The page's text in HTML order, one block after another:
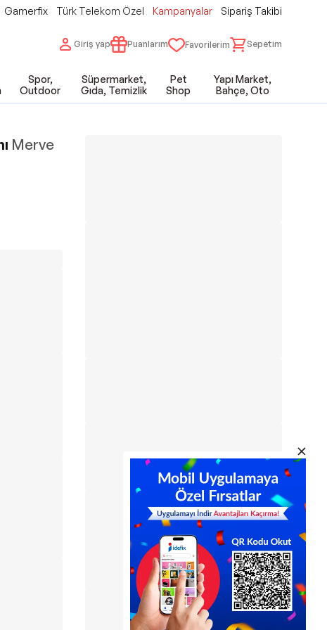
Gamerfix Türk Telekom Özel Kampanyalar Sipariş Takibi
Giriş yap Puanlarım Favorilerim Sepetim
Spor,
Outdoor
Süpermarket,
Gıda, Temizlik
Pet
Shop
Yapı Market,
Bahçe, Oto
Merve